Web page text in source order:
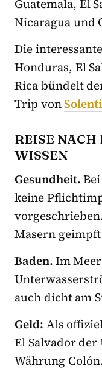
Guatemala, El
Nicaragua und
Die
Honduras, El
Rica bündelt
Trip von
REISE NACH
WISSEN
Gesundheit.
keine
Masern
Baden.Im
auch dicht am
Geld: Als
El Salvador der
Währung